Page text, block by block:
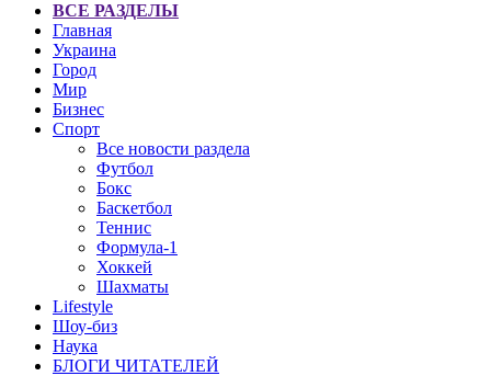
ВСЕ РАЗДЕЛЫ
Главная
Украина
Город
Мир
Бизнес
Спорт
Все новости раздела
Футбол
Бокс
Баскетбол
Теннис
Формула-1
Хоккей
Шахматы
Lifestyle
Шоу-биз
Наука
БЛОГИ ЧИТАТЕЛЕЙ